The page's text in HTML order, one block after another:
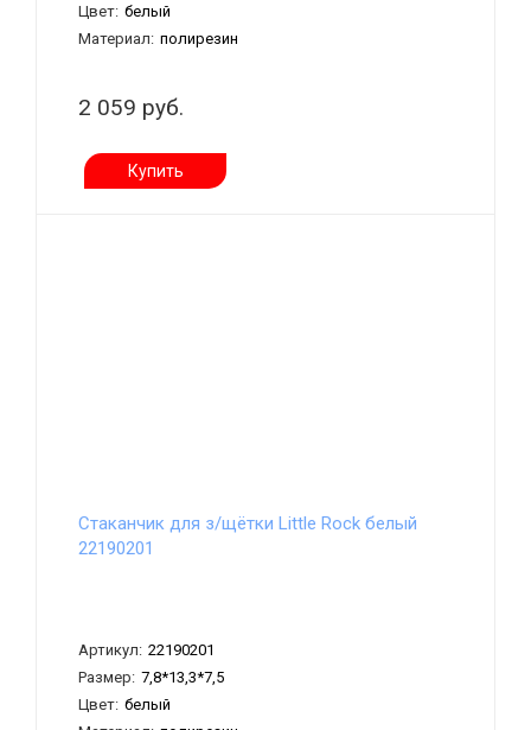
Цвет: белый
Материал: полирезин
2 059 руб.
Купить
Стаканчик для з/щётки Little Rock белый
22190201
Артикул: 22190201
Размер: 7,8*13,3*7,5
Цвет: белый